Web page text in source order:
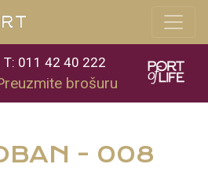
T: 011 42 40 222
brošuru
- 008